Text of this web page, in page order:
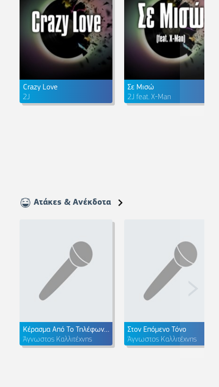
Crazy Love
2J
Σε Μισώ
2J feat. X-Man
Ατάκες & Ανέκδοτα
Κέρασμα Από Το Τηλέφωνο (Χιουμοριστικό)
Άγνωστος Καλλιτέχνης
Στον Επόμενο Τόνο
Άγνωστος Καλλιτέχνης